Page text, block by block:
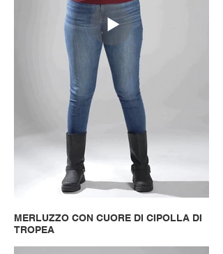
MERLUZZO CON CUORE DI CIPOLLA DI
TROPEA